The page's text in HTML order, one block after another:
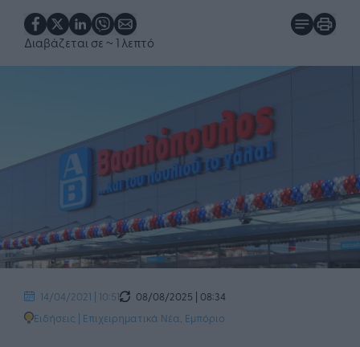
Διαβάζεται σε ~ 1 λεπτό
14/04/2021 | 10:51
08/08/2025 | 08:34
Ειδήσεις | Επιχειρηματικά Νέα Εμπόριο